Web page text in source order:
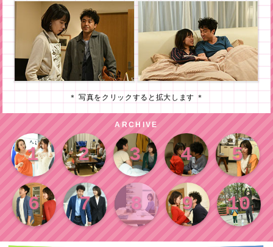
＊ 写真をクリックすると拡大します ＊
ARCHIVE
1 2 3 4 5
6 7 8 9 10